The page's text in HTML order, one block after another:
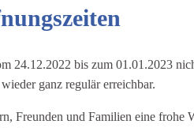
24.12.2022 bis zum 01.01.2023
ganz regulär erreichbar.
Freunden und Familien eine frohe